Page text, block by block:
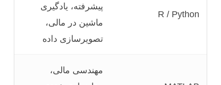
R / Python
پیشرفته، یادگیری
ماشین در مالی،
تصویرسازی داده
مهندسی مالی،